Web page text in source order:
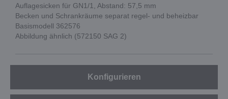
Auflagesicken für GN1/1, Abstand: 57,5 mm
Becken und Schrankräume separat regel- und beheizbar
Basismodell 362576
Abbildung ähnlich (572150 SAG 2)
Konfigurieren